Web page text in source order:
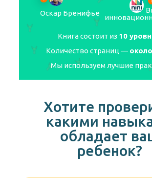
Оскар Бренифье
Книга состоит из 10
Количество страниц —
Мы используем лучшие
Хотите
какими
обладает
ребенок?